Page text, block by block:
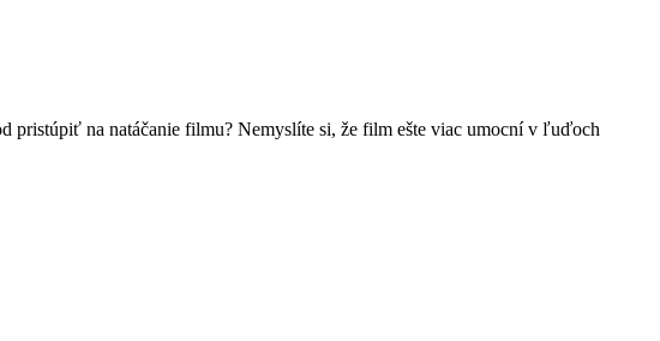
pristúpiť na natáčanie filmu? Nemyslíte si, že film ešte viac umocní v ľuďoch